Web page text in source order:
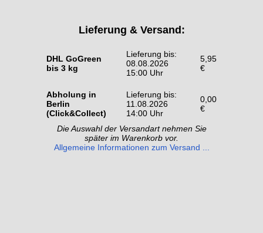
Lieferung & Versand:
DHL GoGreen
bis 3 kg
Lieferung bis:
08.08.2026
15:00 Uhr
5,95
€
Abholung in
Berlin
(Click&Collect)
Lieferung bis:
11.08.2026
14:00 Uhr
0,00
€
Die Auswahl der Versandart nehmen Sie
später im Warenkorb vor.
Allgemeine Informationen zum Versand ...